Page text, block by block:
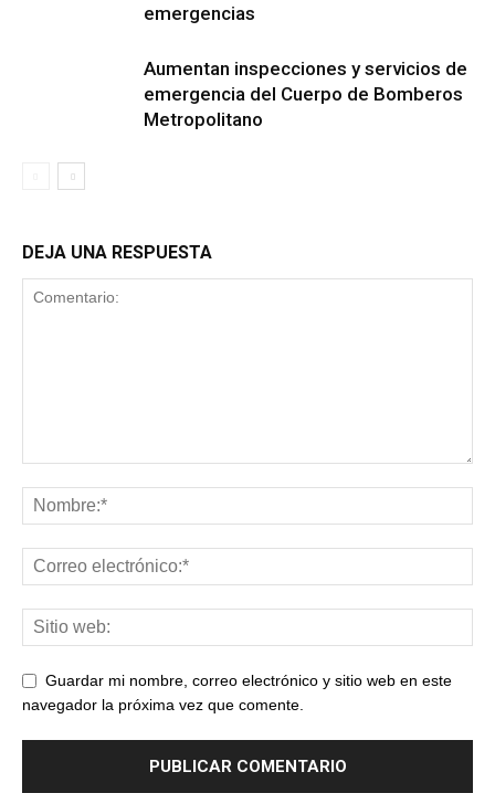
emergencias
Aumentan inspecciones y servicios de
emergencia del Cuerpo de Bomberos
Metropolitano
DEJA UNA RESPUESTA
Guardar mi nombre, correo electrónico y sitio web en este
navegador la próxima vez que comente.